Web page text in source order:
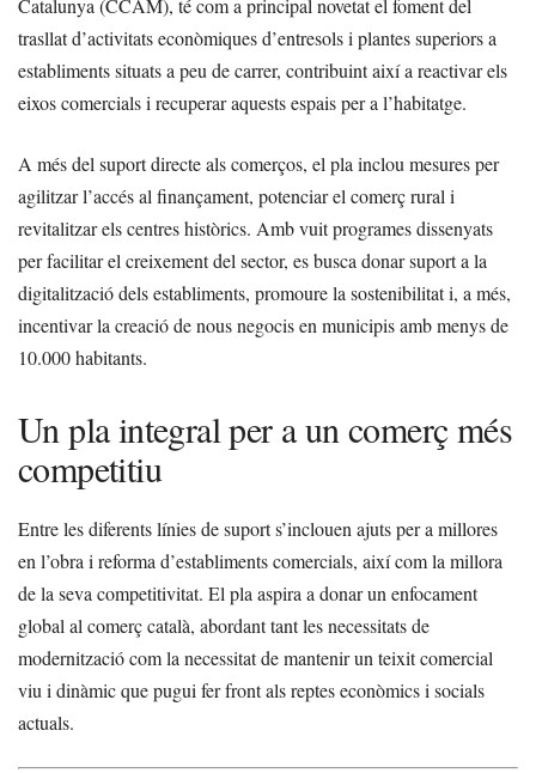
Catalunya (CCAM), té com a principal novetat el foment del
trasllat d’activitats econòmiques d’entresols i plantes superiors a
establiments situats a peu de carrer, contribuint així a reactivar els
eixos comercials i recuperar aquests espais per a l’habitatge.
A més del suport directe als comerços, el pla inclou mesures per
agilitzar l’accés al finançament, potenciar el comerç rural i
revitalitzar els centres històrics. Amb vuit programes dissenyats
per facilitar el creixement del sector, es busca donar suport a la
digitalització dels establiments, promoure la sostenibilitat i, a més,
incentivar la creació de nous negocis en municipis amb menys de
10.000 habitants.
Un pla integral per a un comerç més
competitiu
Entre les diferents línies de suport s’inclouen ajuts per a millores
en l’obra i reforma d’establiments comercials, així com la millora
de la seva competitivitat. El pla aspira a donar un enfocament
global al comerç català, abordant tant les necessitats de
modernització com la necessitat de mantenir un teixit comercial
viu i dinàmic que pugui fer front als reptes econòmics i socials
actuals.